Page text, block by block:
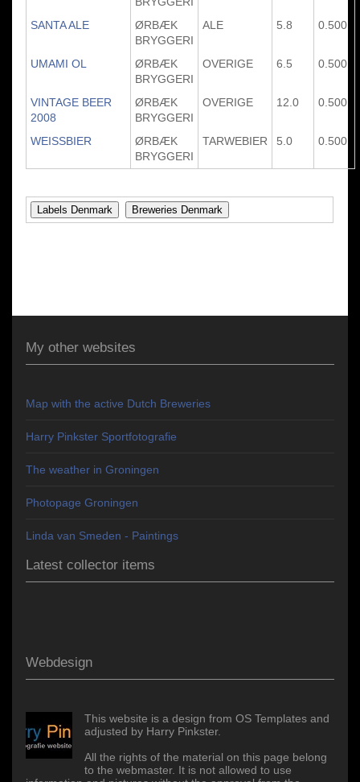
SANTA ALE
ØRBÆK
BRYGGERI
ALE 5.8 0.500
UMAMI OL
ØRBÆK
BRYGGERI
OVERIGE 6.5 0.500
VINTAGE BEER
2008
ØRBÆK
BRYGGERI
OVERIGE 12.0 0.500
WEISSBIER
ØRBÆK
BRYGGERI
TARWEBIER 5.0 0.500
My other websites
Map with the active Dutch Breweries
Harry Pinkster Sportfotografie
The weather in Groningen
Photopage Groningen
Linda van Smeden - Paintings
Latest collector items
Webdesign
This website is a design from OS Templates and
adjusted by Harry Pinkster.
All the rights of the material on this page belong
to the webmaster. It is not allowed to use